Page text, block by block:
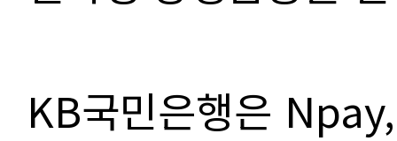
KB국민은행은